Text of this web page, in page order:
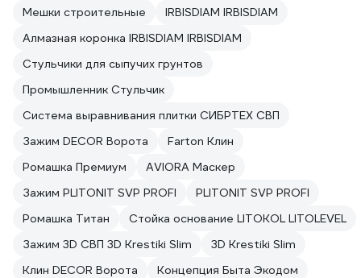
Мешки строительные
IRBISDIAM IRBISDIAM
Алмазная коронка IRBISDIAM IRBISDIAM
Стульчики для сыпучих грунтов
Промышленник Стульчик
Система выравнивания плитки СИБРТЕХ СВП
Зажим DECOR Ворота
Farton Клин
Ромашка Премиум
AVIORA Маскер
Зажим PLITONIT SVP PROFI
PLITONIT SVP PROFI
Ромашка Титан
Стойка основание LITOKOL LITOLEVEL
Зажим 3D СВП 3D Krestiki Slim
3D Krestiki Slim
Клин DECOR Ворота
Концепция Быта Экодом